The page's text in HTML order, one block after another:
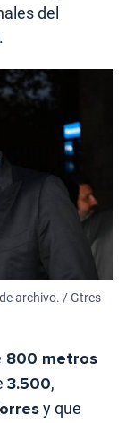
del
archivo. / Gtres
800 metros
3.500,
y que